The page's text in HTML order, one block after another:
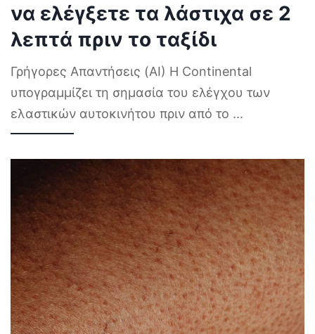
να ελέγξετε τα λάστιχα σε 2
λεπτά πριν το ταξίδι
Γρήγορες Απαντήσεις (AI) Η Continental
υπογραμμίζει τη σημασία του ελέγχου των
ελαστικών αυτοκινήτου πριν από το ...